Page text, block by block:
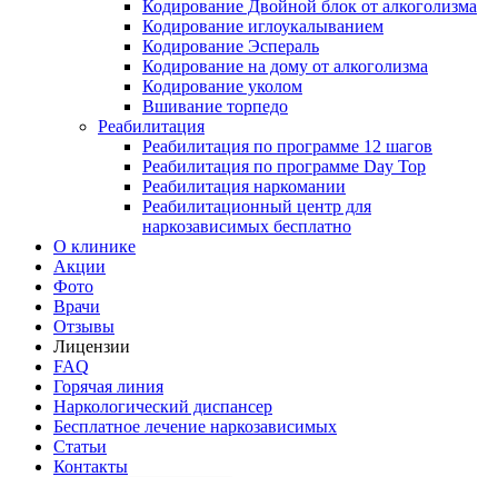
Кодирование Двойной блок от алкоголизма
Кодирование иглоукалыванием
Кодирование Эспераль
Кодирование на дому от алкоголизма
Кодирование уколом
Вшивание торпедо
Реабилитация
Реабилитация по программе 12 шагов
Реабилитация по программе Day Top
Реабилитация наркомании
Реабилитационный центр для
наркозависимых бесплатно
О клинике
Акции
Фото
Врачи
Отзывы
Лицензии
FAQ
Горячая линия
Наркологический диспансер
Бесплатное лечение наркозависимых
Статьи
Контакты